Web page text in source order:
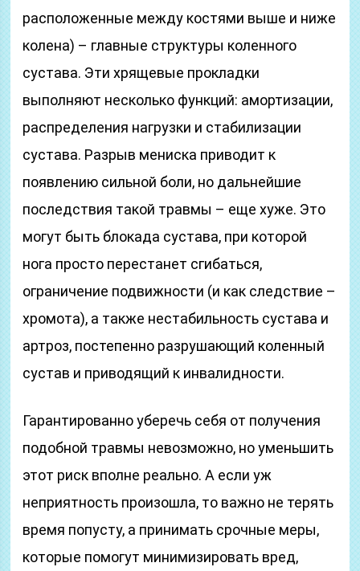
расположенные между костями выше и ниже
колена) – главные структуры коленного
сустава. Эти хрящевые прокладки
выполняют несколько функций: амортизации,
распределения нагрузки и стабилизации
сустава. Разрыв мениска приводит к
появлению сильной боли, но дальнейшие
последствия такой травмы – еще хуже. Это
могут быть блокада сустава, при которой
нога просто перестанет сгибаться,
ограничение подвижности (и как следствие –
хромота), а также нестабильность сустава и
артроз, постепенно разрушающий коленный
сустав и приводящий к инвалидности.
Гарантированно уберечь себя от получения
подобной травмы невозможно, но уменьшить
этот риск вполне реально. А если уж
неприятность произошла, то важно не терять
время попусту, а принимать срочные меры,
которые помогут минимизировать вред,